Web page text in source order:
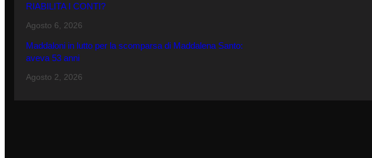
RIABILITA I CONTI?
Agosto 6, 2026
Maddaloni in lutto per la scomparsa di Maddalena Santo:
aveva 53 anni
Agosto 2, 2026